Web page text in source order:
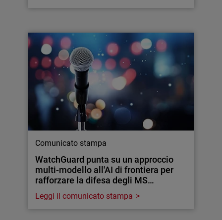
Comunicato stampa
WatchGuard punta su un approccio
multi-modello all'AI di frontiera per
rafforzare la difesa degli MS…
Leggi il comunicato stampa